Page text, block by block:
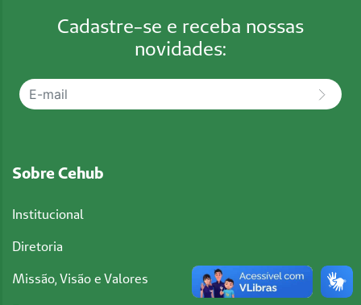
Cadastre-se e receba nossas
novidades:
Sobre Cehub
Institucional
Diretoria
Missão, Visão e Valores